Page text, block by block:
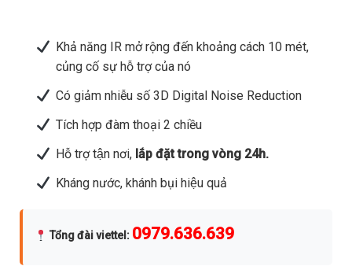
Khả năng IR mở rộng đến khoảng cách 10 mét,
củng cố sự hỗ trợ của nó
Có giảm nhiễu số 3D Digital Noise Reduction
Tích hợp đàm thoại 2 chiều
Hỗ trợ tận nơi,lắp đặt trong vòng 24h.
Kháng nước, khánh bụi hiệu quả
Tổng đài viettel : 0979.636.639